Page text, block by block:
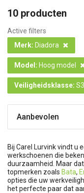
10 producten
Active filters
Merk: Diadora
Model : Hoog model
Veiligheidsklasse: S3
Bij Carel Lurvink vindt u
werkschoenen die
duurzaamheid. Maar
topmerken zoals Bata,
opties die uw
het perfecte paar dat